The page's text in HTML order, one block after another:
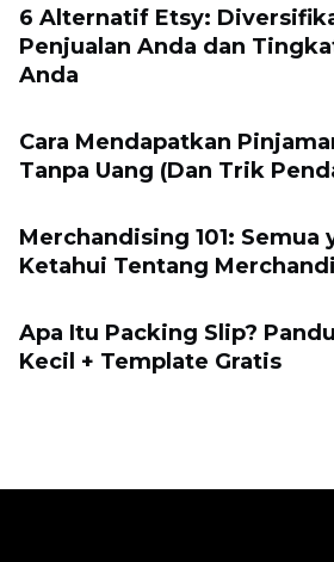
6 Alternatif Etsy:
Penjualan Anda dan
Anda
Cara Mendapatkan
Tanpa Uang (Dan Trik
Merchandising 101: Semua
Ketahui Tentang
Apa Itu Packing Slip?
Kecil + Template Gratis